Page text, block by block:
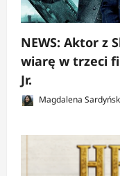
NEWS: Aktor z
wiarę w trzeci
Jr.
Magdalena